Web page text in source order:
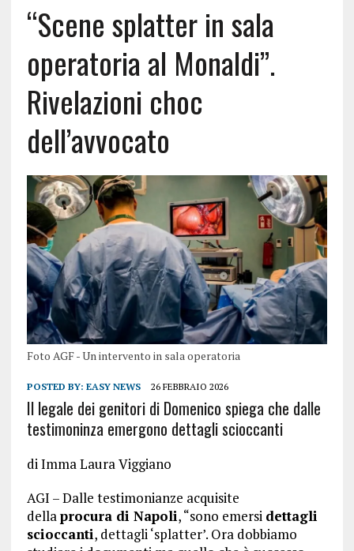
“Scene splatter in sala
operatoria al Monaldi”.
Rivelazioni choc
dell’avvocato
Foto AGF - Un intervento in sala operatoria
POSTED BY: EASY NEWS 26 FEBBRAIO 2026
Il legale dei genitori di Domenico spiega che dalle
testimoninza emergono dettagli scioccanti
di Imma Laura Viggiano
AGI – Dalle testimonianze acquisite
dellaprocura di Napoli, “sono emersi dettagli
scioccanti, dettagli ‘splatter’. Ora dobbiamo